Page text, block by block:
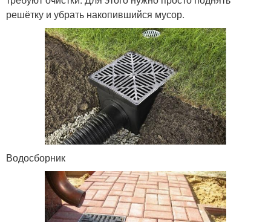
решётку и убрать накопившийся мусор.
Водосборник